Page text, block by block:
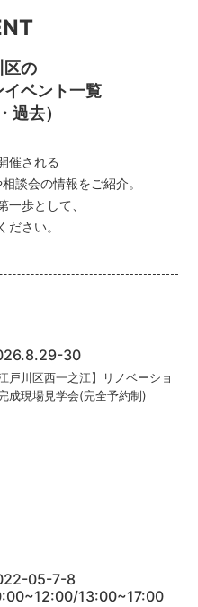
区の
イベント一覧
過去）
催される
談会の情報をご紹介。
一歩として、
ださい。
30
江戸川区西一之江】リノベーショ
成現場見学会(完全予約制)
05-7-8
13:00~17:00